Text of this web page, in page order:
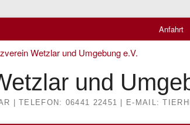
Anfahrt
und
| TELEFON: 06441 22451 | E-MAIL: